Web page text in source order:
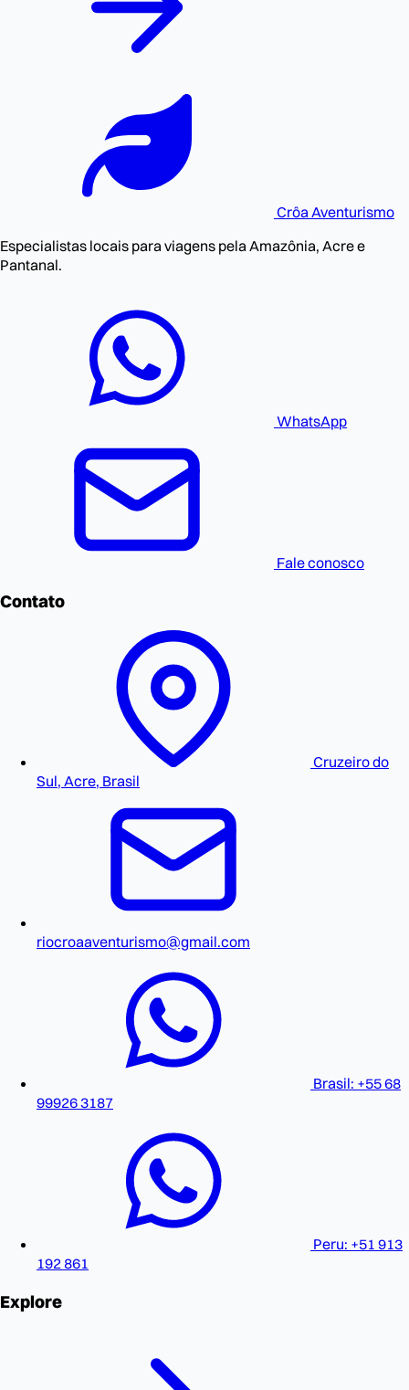
CrôaAventurismo
Especialistas locais para viagens pela Amazônia, Acre e
Pantanal.
WhatsApp
Fale conosco
Contato
Cruzeiro do
Sul, Acre, Brasil
riocroaaventurismo@gmail.com
Brasil: +55 68
99926 3187
Peru: +51 913
192 861
Explore